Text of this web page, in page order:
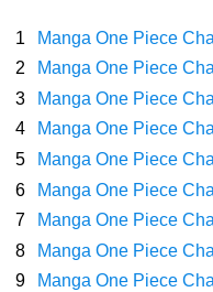
7 Fakta Ivankov One
7 Klub Pertama Yang
Manga One Piece
Manga One Piece
Manga One Piece
Manga One Piece
Manga One Piece
Manga One Piece
Manga One Piece
Manga One Piece
Manga One Piece